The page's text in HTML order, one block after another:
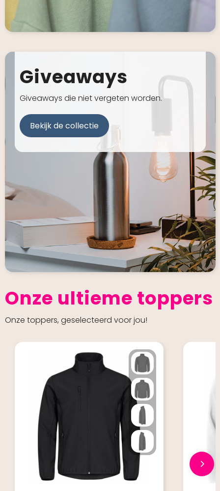
Giveaways
Giveaways die niet vergeten worden.
Bekijk de collectie
Onze ultieme toppers
Onze toppers, geselecteerd voor jou!